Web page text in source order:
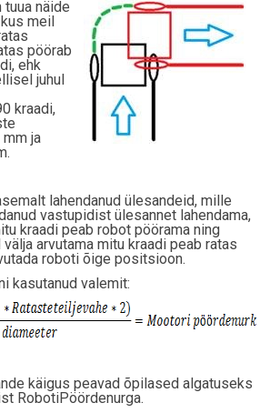
näide
meil
pöörab
ehk
juhul
kraadi,
ja
lahendanud ülesandeid, mille
vastupidist ülesannet lahendama,
kraadi peab robot pöörama ning
arvutama mitu kraadi peab ratas
roboti õige positsioon.
kasutanud valemit:
käigus peavad õpilased algatuseks
RobotiPöördenurga.